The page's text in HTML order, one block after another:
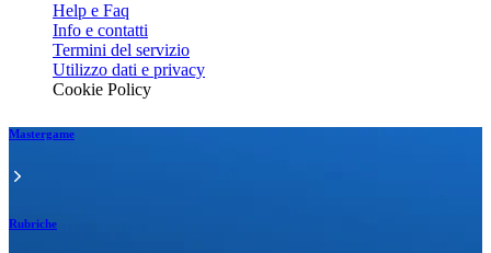
Help e Faq
Info e contatti
Termini del servizio
Utilizzo dati e privacy
Cookie Policy
Mastergame
Rubriche